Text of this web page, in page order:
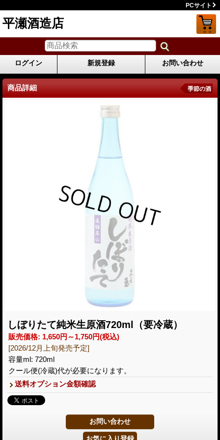
PCサイト
平瀬酒造店
ログイン 新規登録 お問い合わせ
商品詳細 季節の酒
しぼりたて純米生原酒720ml（要冷蔵）
販売価格: 1,650円～1,750円(税込)
[2026/12月上旬発売予定]
容量ml: 720ml
クール便(冷蔵)代が必要になります。
送料オプション金額確認